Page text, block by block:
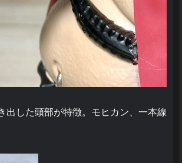
出した頭部が特徴。モヒカン、一本線